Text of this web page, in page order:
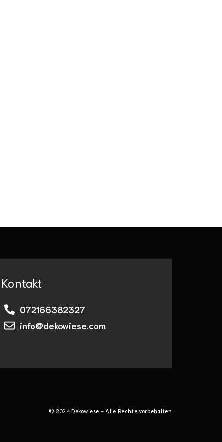
Kontakt
072166382327
info@dekowiese.com
© 2024 Dekowiese - Alle Rechte vorbehalten